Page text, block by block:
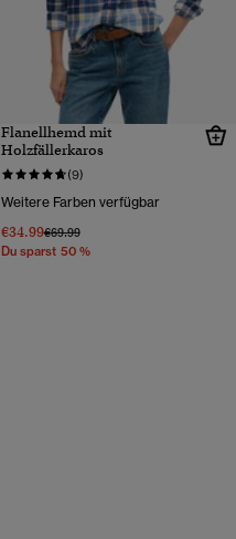
Flanellhemd mit
Holzfällerkaros
(9)
Weitere Farben verfügbar
€34.99Preis wurde reduziert von
€69.99bis
Du sparst 50 %